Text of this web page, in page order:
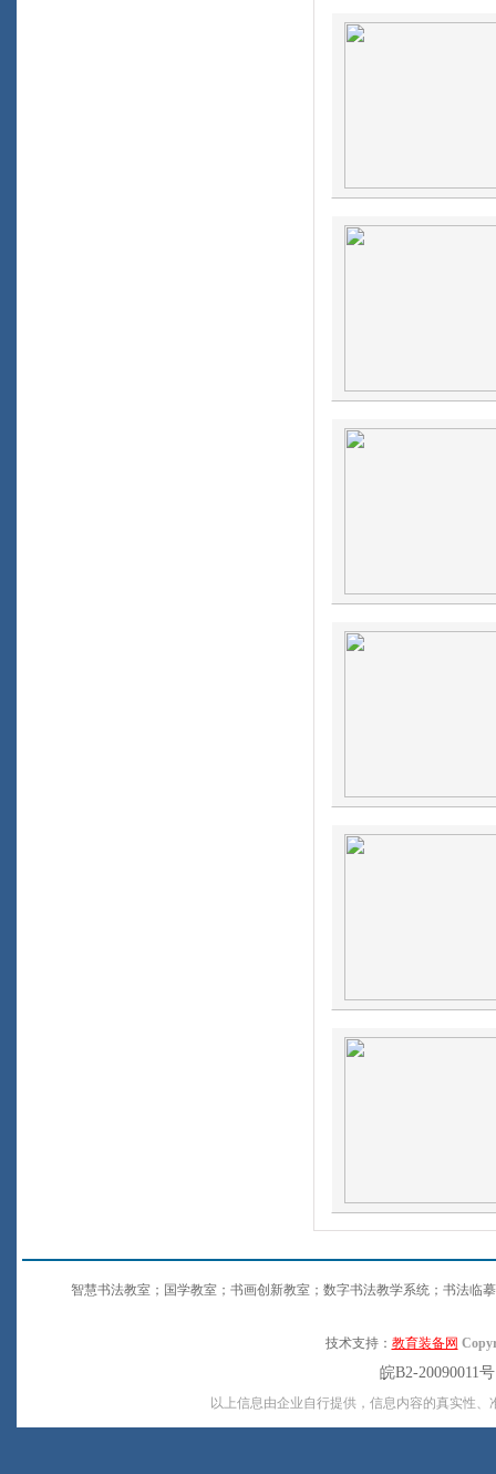
智慧书法教室；国学教室；书画创新教室；数字书法教学系统；书法临
技术支持： 教育装备网
皖B2-20090011
以上信息由企业自行提供，信息内容的真实性